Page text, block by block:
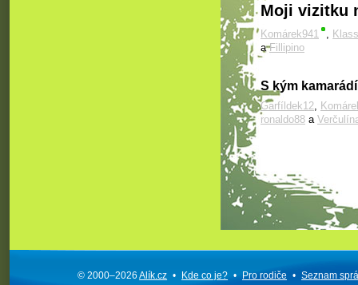
Moji vizitku
Komárek941
aFillipino
S kým
Garfíldek12,
ronaldo88 a
© 2000–2026Alík.cz • Kde co je? • Pro rodiče • Seznam